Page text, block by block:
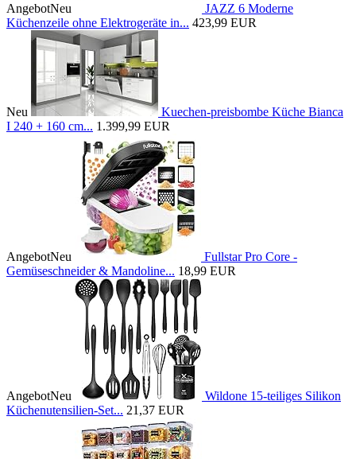
AngebotNeu
JAZZ 6 Moderne
Küchenzeile ohne Elektrogeräte in... 423,99 EUR
Neu
Kuechen-preisbombe Küche Bianca
I 240 + 160 cm... 1.399,99 EUR
AngebotNeu
Fullstar Pro Core -
Gemüseschneider & Mandoline... 18,99 EUR
AngebotNeu
Wildone 15-teiliges Silikon
Küchenutensilien-Set... 21,37 EUR